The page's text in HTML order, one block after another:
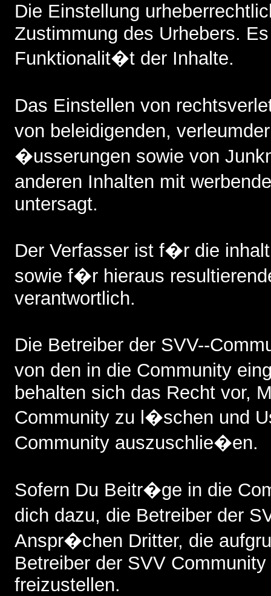
Die Einstellung
Zustimmung des Urhebers.
Funktionalit�t der Inhalte.
Das Einstellen von
von beleidigenden,
�usserungen sowie von
anderen Inhalten mit
untersagt.
Der Verfasser ist f�r die
sowie f�r hieraus
verantwortlich.
Die Betreiber der SVV--
von den in die Community
behalten sich das Recht vor,
Community zu l�schen und
Community auszuschlie�en.
Sofern Du Beitr�ge in die
dich dazu, die Betreiber der
Anspr�chen Dritter, die
Betreiber der SVV
freizustellen.